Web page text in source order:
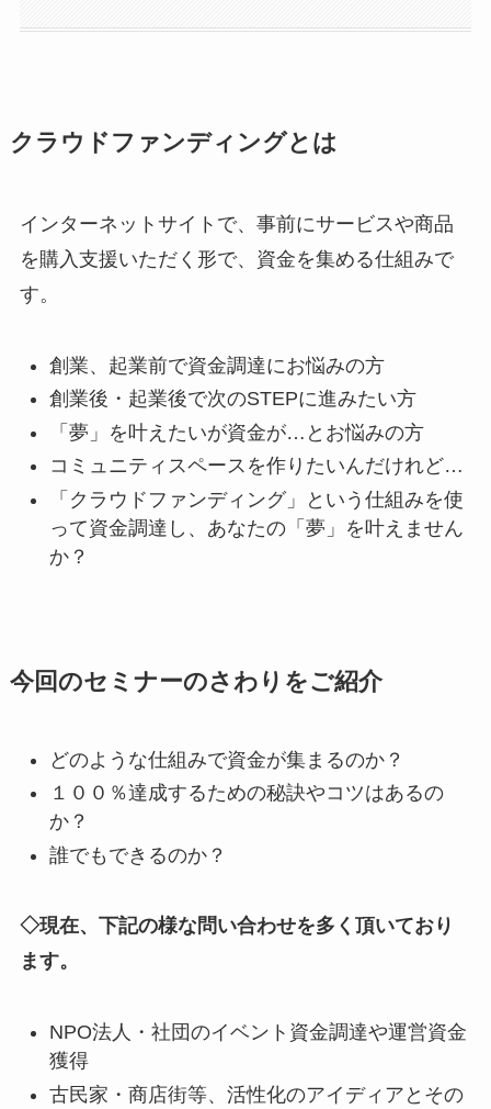
クラウドファンディングとは
インターネットサイトで、事前にサービスや商品
を購入支援いただく形で、資金を集める仕組みで
す。
創業、起業前で資金調達にお悩みの方
創業後・起業後で次のSTEPに進みたい方
「夢」を叶えたいが資金が…とお悩みの方
コミュニティスペースを作りたいんだけれど…
「クラウドファンディング」という仕組みを使
って資金調達し、あなたの「夢」を叶えません
か？
今回のセミナーのさわりをご紹介
どのような仕組みで資金が集まるのか？
１００％達成するための秘訣やコツはあるの
か？
誰でもできるのか？
◇現在、下記の様な問い合わせを多く頂いており
ます。
NPO法人・社団のイベント資金調達や運営資金
獲得
古民家・商店街等、活性化のアイディアとその